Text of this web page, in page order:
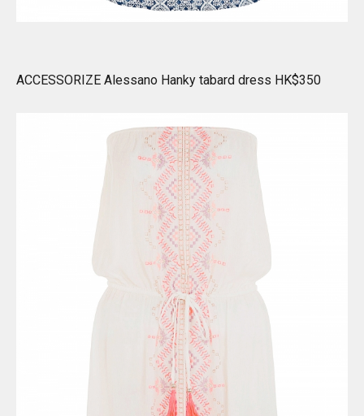
ACCESSORIZE Alessano Hanky tabard dress HK$350